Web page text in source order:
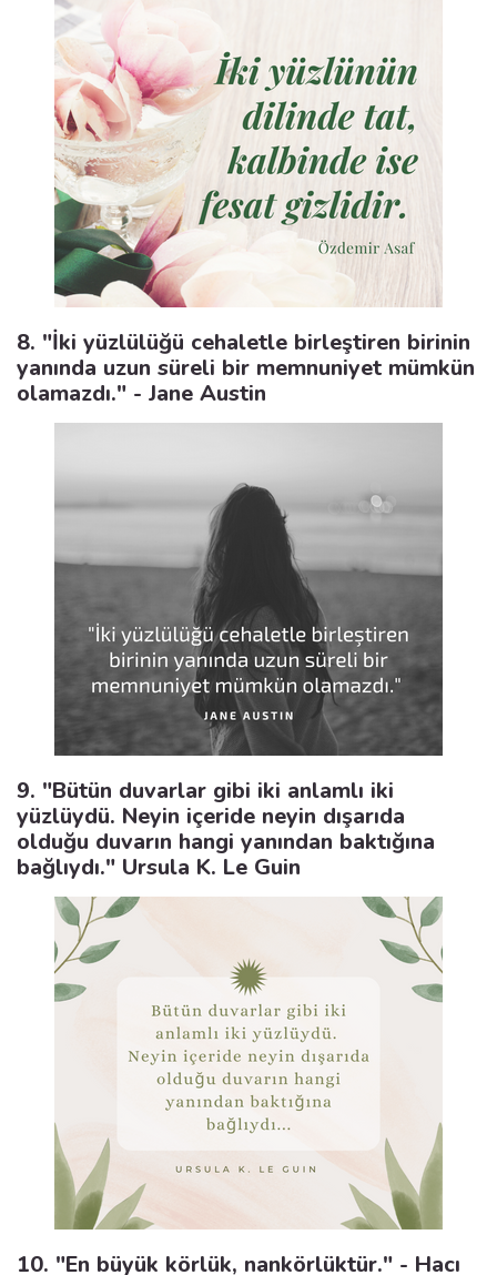
8. "İki yüzlülüğü cehaletle birleştiren birinin
yanında uzun süreli bir memnuniyet mümkün
olamazdı." - Jane Austin
9. "Bütün duvarlar gibi iki anlamlı iki
yüzlüydü. Neyin içeride neyin dışarıda
olduğu duvarın hangi yanından baktığına
bağlıydı." Ursula K. Le Guin
10. "En büyük körlük, nankörlüktür." - Hacı